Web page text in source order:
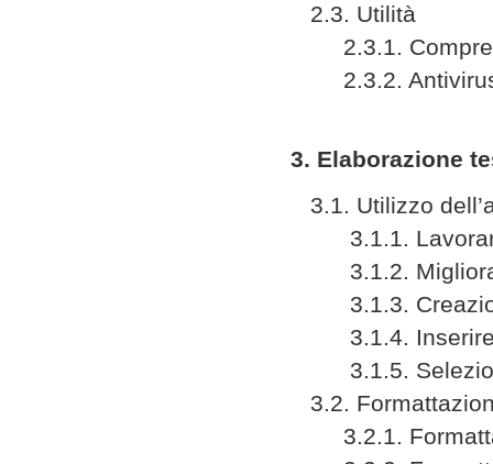
2.3. Utilità
2.3.1.
2.3.2.
3. Elaborazione
3.1. Utilizzo
3.1.1.
3.1.2.
3.1.3.
3.1.4. Inserire
3.1.5.
3.2.
3.2.1.